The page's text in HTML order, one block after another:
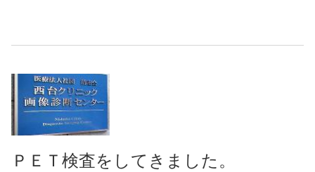
ＰＥＴ検査をしてきました。